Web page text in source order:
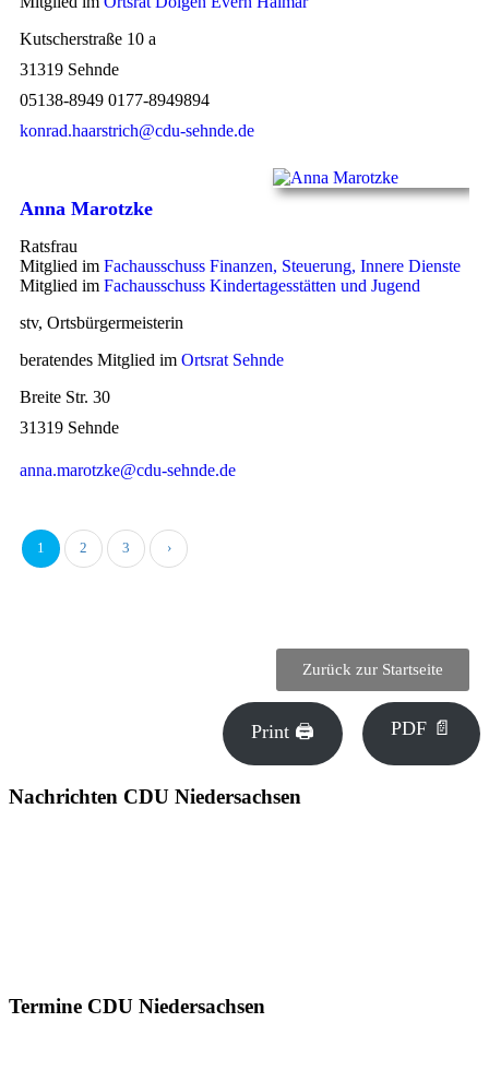
Kutscherstraße 10 a
31319 Sehnde
05138-8949 0177-8949894
konrad.haarstrich@cdu-sehnde.de
Anna Marotzke
Ratsfrau
Mitglied im Fachausschuss Finanzen, Steuerung, Innere Dienste
Mitglied im Fachausschuss Kindertagesstätten und Jugend
stv, Ortsbürgermeisterin
beratendes Mitglied im Ortsrat Sehnde
Breite Str. 30
31319 Sehnde
anna.marotzke@cdu-sehnde.de
1 2 3 ›
Zurück zur Startseite
Print 🖨 PDF 📄
Nachrichten CDU Niedersachsen
Termine CDU Niedersachsen